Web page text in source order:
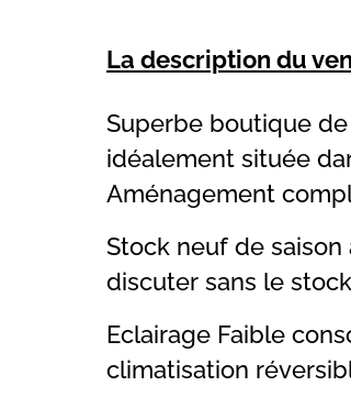
La description du
Superbe boutique
idéalement située
Aménagement
Stock neuf de
discuter sans le
Eclairage Faible
climatisation